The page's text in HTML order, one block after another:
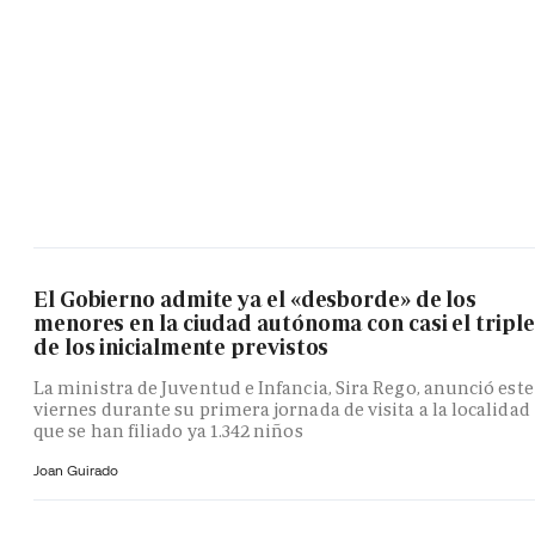
El Gobierno admite ya el «desborde» de los
menores en la ciudad autónoma con casi el triple
de los inicialmente previstos
La ministra de Juventud e Infancia, Sira Rego, anunció este
viernes durante su primera jornada de visita a la localidad
que se han filiado ya 1.342 niños
Joan Guirado